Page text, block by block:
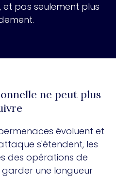
et pas seulement plus
ne peut plus
évoluent et
s'étendent, les
des opérations de
une longueur